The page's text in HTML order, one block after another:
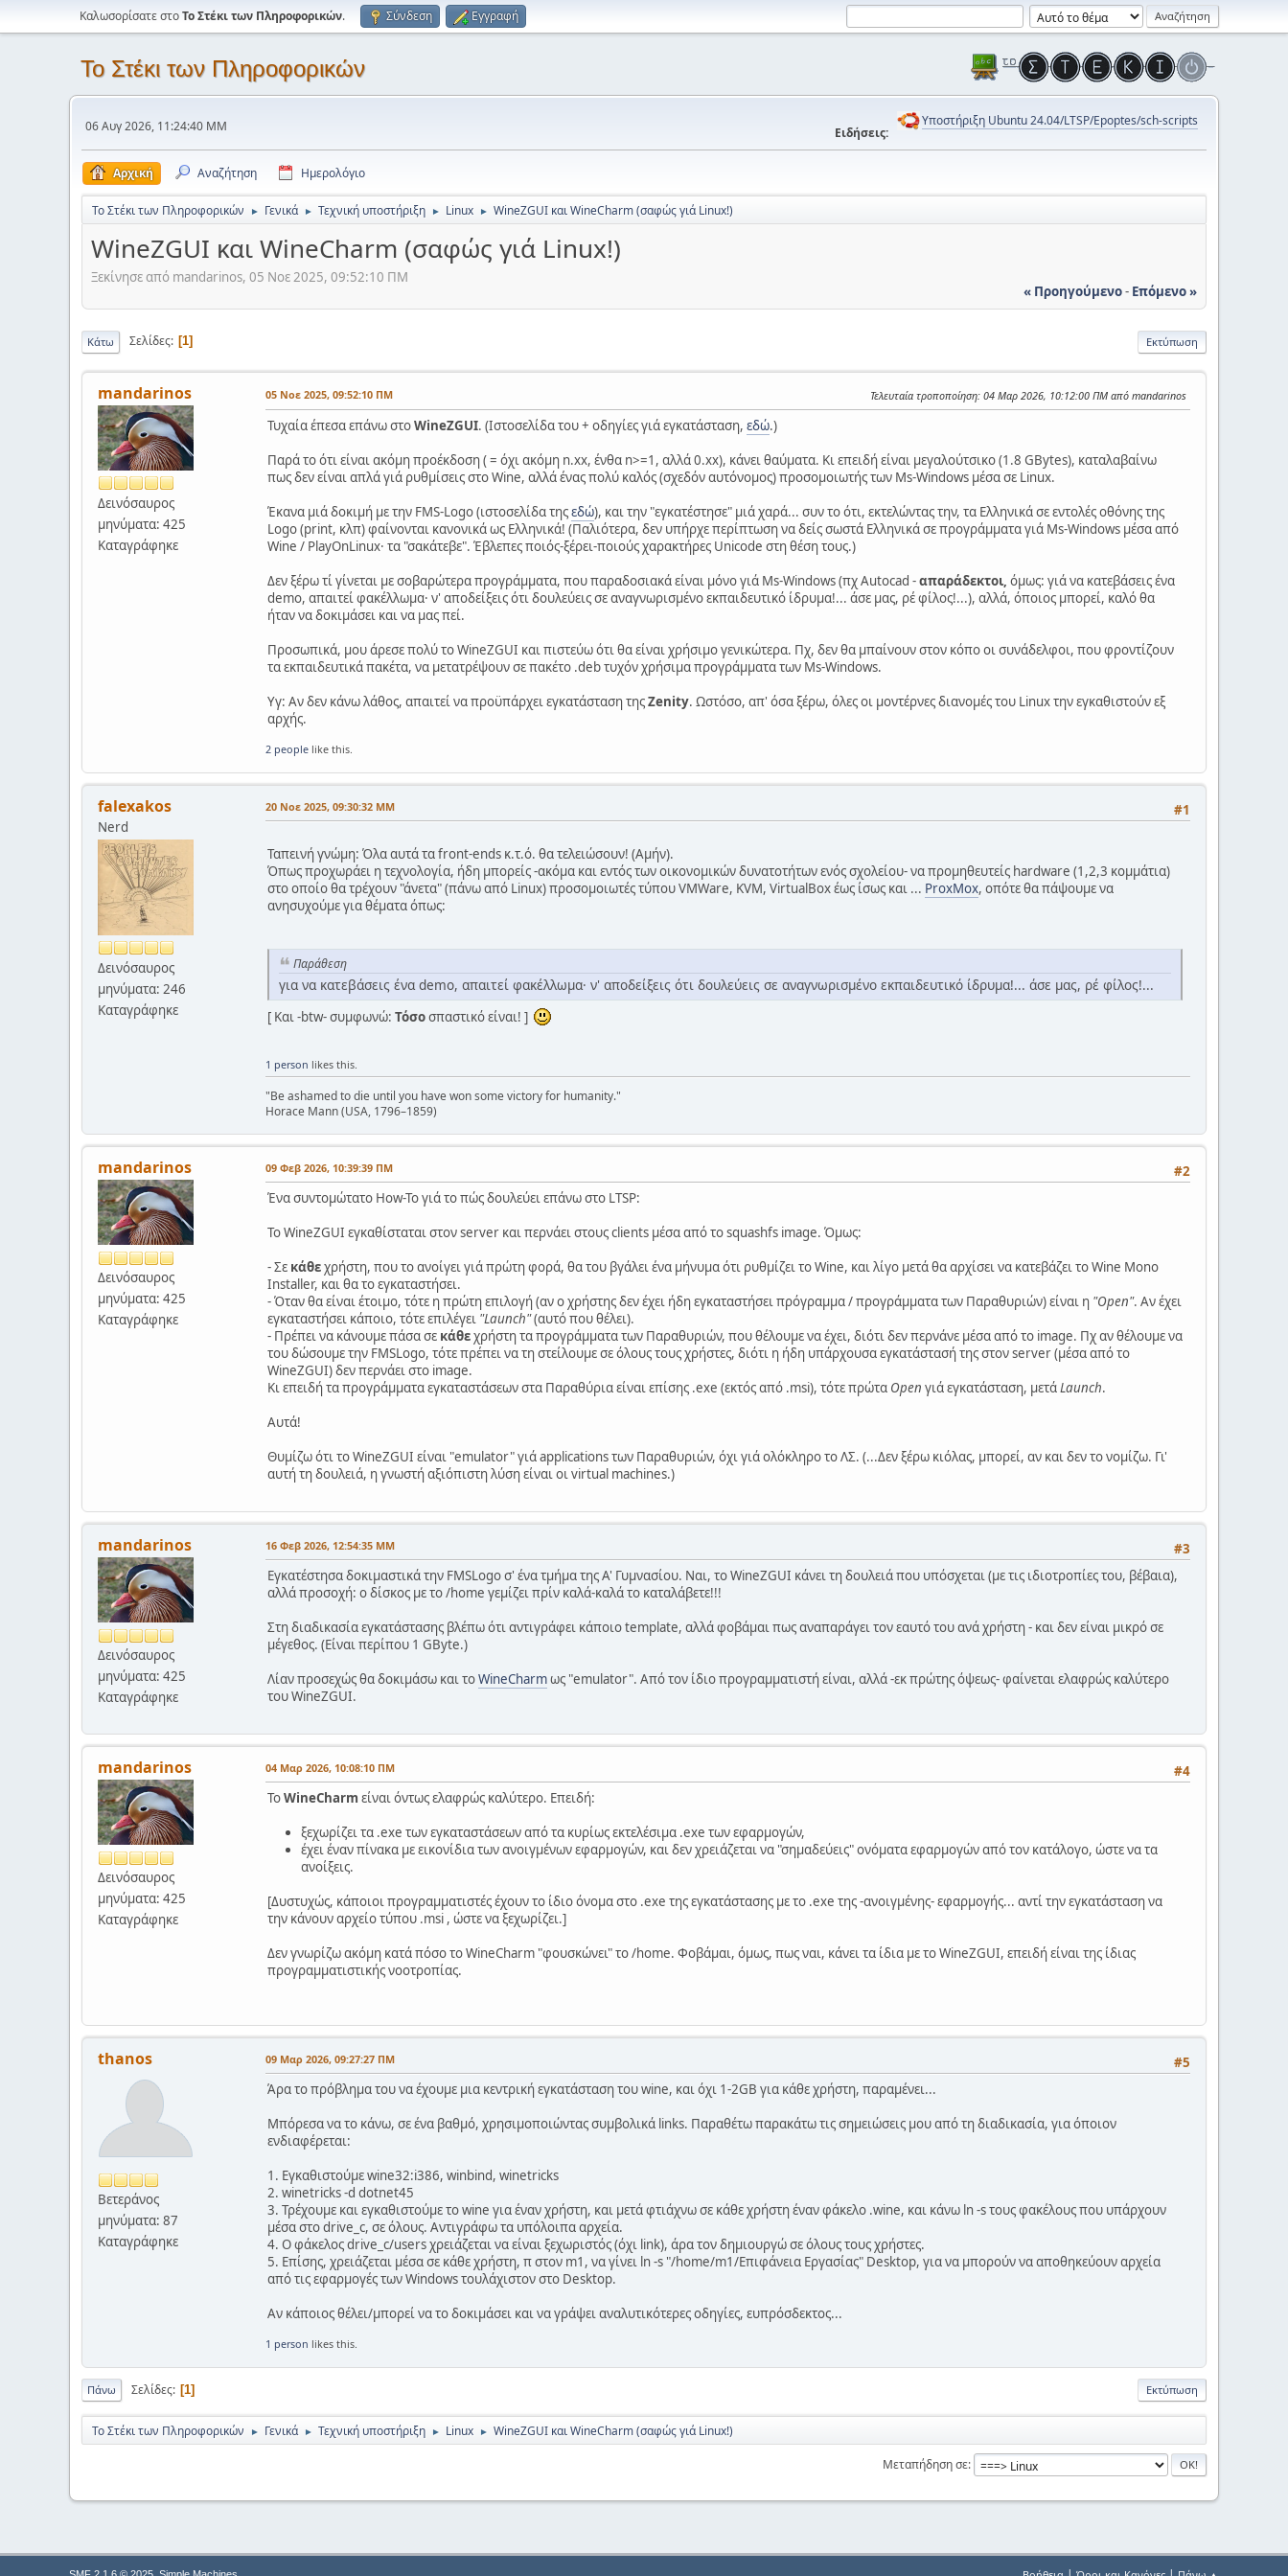
Καλωσορίσατε στοΤο Στέκι των Πληροφορικών. Σύνδεση Εγγραφή
Το Στέκι των Πληροφορικών
06 Αυγ 2026, 11:24:40 ΜΜ Ειδήσεις:
Υποστήριξη Ubuntu 24.04/LTSP/Epoptes/sch-scripts
Αρχική Αναζήτηση Ημερολόγιο
Το Στέκι των Πληροφορικών ► Γενικά ► Τεχνική υποστήριξη ► Linux ► WineZGUI και WineCharm (σαφώς γιά Linux!)
WineZGUI και WineCharm (σαφώς γιά Linux!)
Ξεκίνησε από mandarinos, 05 Νοε 2025, 09:52:10 ΠΜ
« Προηγούμενο- Επόμενο »
Εκτύπωση
Κάτω Σελίδες 1
mandarinos
Δεινόσαυρος
μηνύματα: 425
Καταγράφηκε
05 Νοε 2025, 09:52:10 ΠΜ Τελευταία τροποποίηση: 04 Μαρ 2026, 10:12:00 ΠΜ από mandarinos
Τυχαία έπεσα επάνω στοWineZGUI. (Ιστοσελίδα του + οδηγίες γιά εγκατάσταση, εδώ.)
Παρά το ότι είναι ακόμη προέκδοση ( = όχι ακόμη n.xx, ένθα n>=1, αλλά 0.xx), κάνει θαύματα. Κι επειδή είναι μεγαλούτσικο (1.8 GBytes), καταλαβαίνω
πως δεν είναι απλά γιά ρυθμίσεις στο Wine, αλλά ένας πολύ καλός (σχεδόν αυτόνομος) προσομοιωτής των Ms-Windows μέσα σε Linux.
Έκανα μιά δοκιμή με την FMS-Logo (ιστοσελίδα τηςεδώ), και την "εγκατέστησε" μιά χαρά... συν το ότι, εκτελώντας την, τα Ελληνικά σε εντολές οθόνης της
Logo (print, κλπ) φαίνονται κανονικά ως Ελληνικά! (Παλιότερα, δεν υπήρχε περίπτωση να δείς σωστά Ελληνικά σε προγράμματα γιά Ms-Windows μέσα από
Wine / PlayOnLinux· τα "σακάτεβε". Έβλεπες ποιός-ξέρει-ποιούς χαρακτήρες Unicode στη θέση τους.)
Δεν ξέρω τί γίνεται με σοβαρώτερα προγράμματα, που παραδοσιακά είναι μόνο γιά Ms-Windows (πχ Autocad -απαράδεκτοι, όμως: γιά να κατεβάσεις ένα
demo, απαιτεί φακέλλωμα· ν' αποδείξεις ότι δουλεύεις σε αναγνωρισμένο εκπαιδευτικό ίδρυμα!... άσε μας, ρέ φίλος!...), αλλά, όποιος μπορεί, καλό θα
ήταν να δοκιμάσει και να μας πεί.
Προσωπικά, μου άρεσε πολύ το WineZGUI και πιστεύω ότι θα είναι χρήσιμο γενικώτερα. Πχ, δεν θα μπαίνουν στον κόπο οι συνάδελφοι, που φροντίζουν
τα εκπαιδευτικά πακέτα, να μετατρέψουν σε πακέτο .deb τυχόν χρήσιμα προγράμματα των Ms-Windows.
Υγ: Αν δεν κάνω λάθος, απαιτεί να προϋπάρχει εγκατάσταση τηςZenity. Ωστόσο, απ' όσα ξέρω, όλες οι μοντέρνες διανομές του Linux την εγκαθιστούν εξ
αρχής.
2 people like this.
falexakos
Nerd
Δεινόσαυρος
μηνύματα: 246
Καταγράφηκε
#1
20 Νοε 2025, 09:30:32 ΜΜ
Ταπεινή γνώμη: Όλα αυτά τα front-ends κ.τ.ό. θα τελειώσουν! (Αμήν).
Όπως προχωράει η τεχνολογία, ήδη μπορείς -ακόμα και εντός των οικονομικών δυνατοτήτων ενός σχολείου- να προμηθευτείς hardware (1,2,3 κομμάτια)
στο οποίο θα τρέχουν "άνετα" (πάνω από Linux) προσομοιωτές τύπου VMWare, KVM, VirtualBox έως ίσως και ... ProxMox, οπότε θα πάψουμε να
ανησυχούμε για θέματα όπως:
Παράθεση
για να κατεβάσεις ένα demo, απαιτεί φακέλλωμα· ν' αποδείξεις ότι δουλεύεις σε αναγνωρισμένο εκπαιδευτικό ίδρυμα!... άσε μας, ρέ φίλος!...
[ Και -btw- συμφωνώ: Τόσοσπαστικό είναι! ]
1 person likes this.
"Be ashamed to die until you have won some victory for humanity."
Horace Mann (USA, 1796–1859)
mandarinos
Δεινόσαυρος
μηνύματα: 425
Καταγράφηκε
#2
09 Φεβ 2026, 10:39:39 ΠΜ
Ένα συντομώτατο How-To γιά το πώς δουλεύει επάνω στο LTSP:
Το WineZGUI εγκαθίσταται στον server και περνάει στους clients μέσα από το squashfs image. Όμως:
- Σε κάθεχρήστη, που το ανοίγει γιά πρώτη φορά, θα του βγάλει ένα μήνυμα ότι ρυθμίζει το Wine, και λίγο μετά θα αρχίσει να κατεβάζει το Wine Mono
Installer, και θα το εγκαταστήσει.
- Όταν θα είναι έτοιμο, τότε η πρώτη επιλογή (αν ο χρήστης δεν έχει ήδη εγκαταστήσει πρόγραμμα / προγράμματα των Παραθυριών) είναι η "Open". Αν έχει
εγκαταστήσει κάποιο, τότε επιλέγει "Launch"(αυτό που θέλει).
- Πρέπει να κάνουμε πάσα σε κάθεχρήστη τα προγράμματα των Παραθυριών, που θέλουμε να έχει, διότι δεν περνάνε μέσα από το image. Πχ αν θέλουμε να
του δώσουμε την FMSLogo, τότε πρέπει να τη στείλουμε σε όλους τους χρήστες, διότι η ήδη υπάρχουσα εγκατάστασή της στον server (μέσα από το
WineZGUI) δεν περνάει στο image.
Κι επειδή τα προγράμματα εγκαταστάσεων στα Παραθύρια είναι επίσης .exe (εκτός από .msi), τότε πρώτα Open γιά εγκατάσταση, μετάLaunch.
Αυτά!
Θυμίζω ότι το WineZGUI είναι "emulator" γιά applications των Παραθυριών, όχι γιά ολόκληρο το ΛΣ. (...Δεν ξέρω κιόλας, μπορεί, αν και δεν το νομίζω. Γι'
αυτή τη δουλειά, η γνωστή αξιόπιστη λύση είναι οι virtual machines.)
mandarinos
Δεινόσαυρος
μηνύματα: 425
Καταγράφηκε
#3
16 Φεβ 2026, 12:54:35 ΜΜ
Εγκατέστησα δοκιμαστικά την FMSLogo σ' ένα τμήμα της Α' Γυμνασίου. Ναι, το WineZGUI κάνει τη δουλειά που υπόσχεται (με τις ιδιοτροπίες του, βέβαια),
αλλά προσοχή: ο δίσκος με το /home γεμίζει πρίν καλά-καλά το καταλάβετε!!!
Στη διαδικασία εγκατάστασης βλέπω ότι αντιγράφει κάποιο template, αλλά φοβάμαι πως αναπαράγει τον εαυτό του ανά χρήστη - και δεν είναι μικρό σε
μέγεθος. (Είναι περίπου 1 GByte.)
Λίαν προσεχώς θα δοκιμάσω και τοWineCharmως "emulator". Από τον ίδιο προγραμματιστή είναι, αλλά -εκ πρώτης όψεως- φαίνεται ελαφρώς καλύτερο
του WineZGUI.
mandarinos
Δεινόσαυρος
μηνύματα: 425
Καταγράφηκε
#4
04 Μαρ 2026, 10:08:10 ΠΜ
ΤοWineCharm είναι όντως ελαφρώς καλύτερο. Επειδή:
ξεχωρίζει τα .exe των εγκαταστάσεων από τα κυρίως εκτελέσιμα .exe των εφαρμογών,
έχει έναν πίνακα με εικονίδια των ανοιγμένων εφαρμογών, και δεν χρειάζεται να "σημαδεύεις" ονόματα εφαρμογών από τον κατάλογο, ώστε να τα
ανοίξεις.
[Δυστυχώς, κάποιοι προγραμματιστές έχουν το ίδιο όνομα στο .exe της εγκατάστασης με το .exe της -ανοιγμένης- εφαρμογής... αντί την εγκατάσταση να
την κάνουν αρχείο τύπου .msi , ώστε να ξεχωρίζει.]
Δεν γνωρίζω ακόμη κατά πόσο το WineCharm "φουσκώνει" το /home. Φοβάμαι, όμως, πως ναι, κάνει τα ίδια με το WineZGUI, επειδή είναι της ίδιας
προγραμματιστικής νοοτροπίας.
thanos
Βετεράνος
μηνύματα: 87
Καταγράφηκε
#5
09 Μαρ 2026, 09:27:27 ΠΜ
Άρα το πρόβλημα του να έχουμε μια κεντρική εγκατάσταση του wine, και όχι 1-2GB για κάθε χρήστη, παραμένει...
Μπόρεσα να το κάνω, σε ένα βαθμό, χρησιμοποιώντας συμβολικά links. Παραθέτω παρακάτω τις σημειώσεις μου από τη διαδικασία, για όποιον
ενδιαφέρεται:
1. Εγκαθιστούμε wine32:i386, winbind, winetricks
2. winetricks -d dotnet45
3. Τρέχουμε και εγκαθιστούμε το wine για έναν χρήστη, και μετά φτιάχνω σε κάθε χρήστη έναν φάκελο .wine, και κάνω ln -s τους φακέλους που υπάρχουν
μέσα στο drive_c, σε όλους. Αντιγράφω τα υπόλοιπα αρχεία.
4. Ο φάκελος drive_c/users χρειάζεται να είναι ξεχωριστός (όχι link), άρα τον δημιουργώ σε όλους τους χρήστες.
5. Επίσης, χρειάζεται μέσα σε κάθε χρήστη, π στον m1, να γίνει ln -s "/home/m1/Επιφάνεια Εργασίας" Desktop, για να μπορούν να αποθηκεύουν αρχεία
από τις εφαρμογές των Windows τουλάχιστον στο Desktop.
Αν κάποιος θέλει/μπορεί να το δοκιμάσει και να γράψει αναλυτικότερες οδηγίες, ευπρόσδεκτος...
1 person likes this.
Εκτύπωση
Πάνω Σελίδες 1
Το Στέκι των Πληροφορικών ► Γενικά ► Τεχνική υποστήριξη ► Linux ► WineZGUI και WineCharm (σαφώς γιά Linux!)
Μεταπήδηση σε
SMF 2.1.6 © 2025 Simple Machines